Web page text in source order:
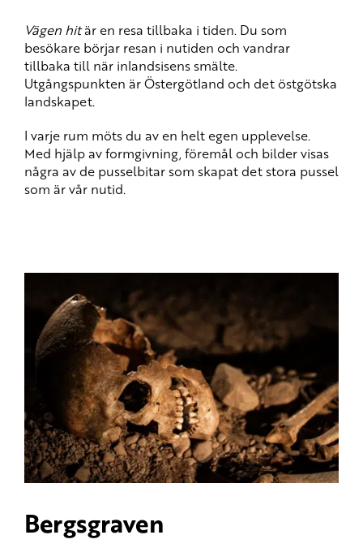
Vägen hitär en resa tillbaka i tiden. Du som
besökare börjar resan i nutiden och vandrar
tillbaka till när inlandsisens smälte.
Utgångspunkten är Östergötland och det östgötska
landskapet.
I varje rum möts du av en helt egen upplevelse.
Med hjälp av formgivning, föremål och bilder visas
några av de pusselbitar som skapat det stora pussel
som är vår nutid.
Bergsgraven